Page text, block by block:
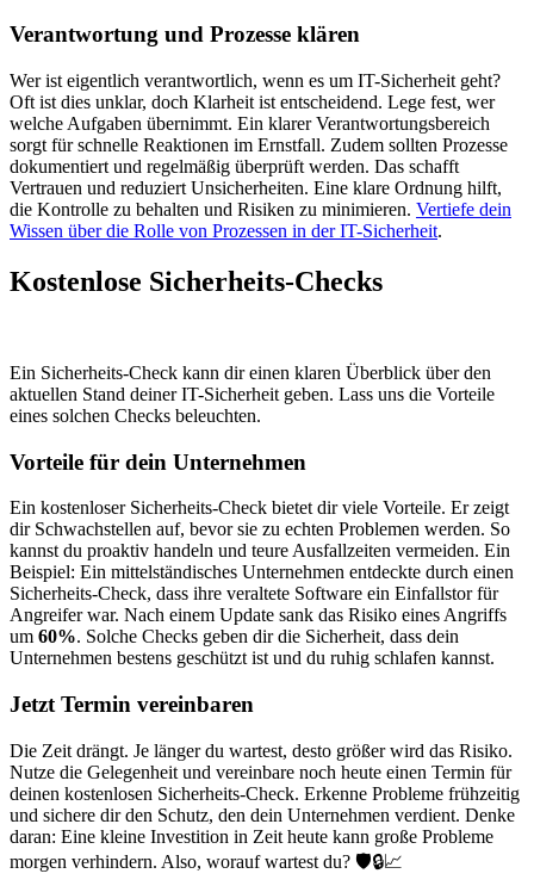
Verantwortung und Prozesse klären
Wer ist eigentlich verantwortlich, wenn es um IT-Sicherheit geht?
Oft ist dies unklar, doch Klarheit ist entscheidend. Lege fest, wer
welche Aufgaben übernimmt. Ein klarer Verantwortungsbereich
sorgt für schnelle Reaktionen im Ernstfall. Zudem sollten Prozesse
dokumentiert und regelmäßig überprüft werden. Das schafft
Vertrauen und reduziert Unsicherheiten. Eine klare Ordnung hilft,
die Kontrolle zu behalten und Risiken zu minimieren. Vertiefe dein
Wissen über die Rolle von Prozessen in der IT-Sicherheit.
Kostenlose Sicherheits-Checks
Ein Sicherheits-Check kann dir einen klaren Überblick über den
aktuellen Stand deiner IT-Sicherheit geben. Lass uns die Vorteile
eines solchen Checks beleuchten.
Vorteile für dein Unternehmen
Ein kostenloser Sicherheits-Check bietet dir viele Vorteile. Er zeigt
dir Schwachstellen auf, bevor sie zu echten Problemen werden. So
kannst du proaktiv handeln und teure Ausfallzeiten vermeiden. Ein
Beispiel: Ein mittelständisches Unternehmen entdeckte durch einen
Sicherheits-Check, dass ihre veraltete Software ein Einfallstor für
Angreifer war. Nach einem Update sank das Risiko eines Angriffs
um 60%. Solche Checks geben dir die Sicherheit, dass dein
Unternehmen bestens geschützt ist und du ruhig schlafen kannst.
Jetzt Termin vereinbaren
Die Zeit drängt. Je länger du wartest, desto größer wird das Risiko.
Nutze die Gelegenheit und vereinbare noch heute einen Termin für
deinen kostenlosen Sicherheits-Check. Erkenne Probleme frühzeitig
und sichere dir den Schutz, den dein Unternehmen verdient. Denke
daran: Eine kleine Investition in Zeit heute kann große Probleme
morgen verhindern. Also, worauf wartest du? 🛡️🔒📈